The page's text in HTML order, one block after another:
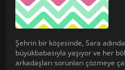
Şehrin bir köşesinde, Sara
büyükbabasıyla yaşıyor ve her
arkadaşları sorunları çözmeye